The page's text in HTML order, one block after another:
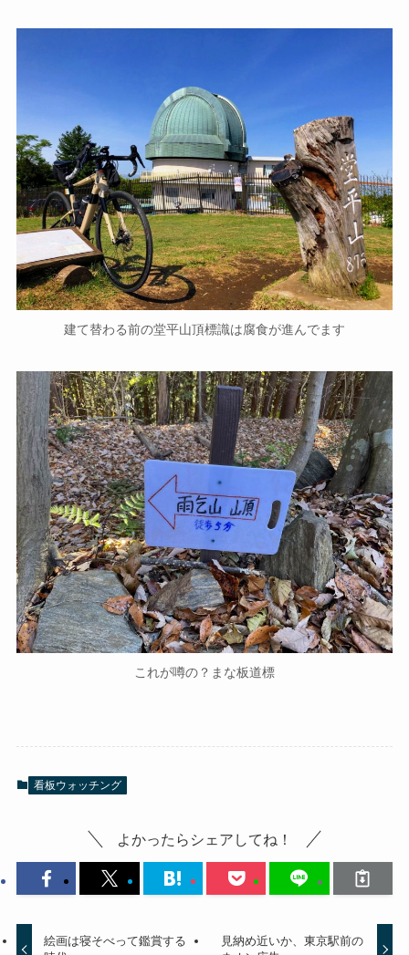
建て替わる前の堂平山頂標識は腐食が進んでます
これが噂の？まな板道標
看板ウォッチング
よかったらシェアしてね！
絵画は寝そべって鑑賞する
見納め近いか、東京駅前の